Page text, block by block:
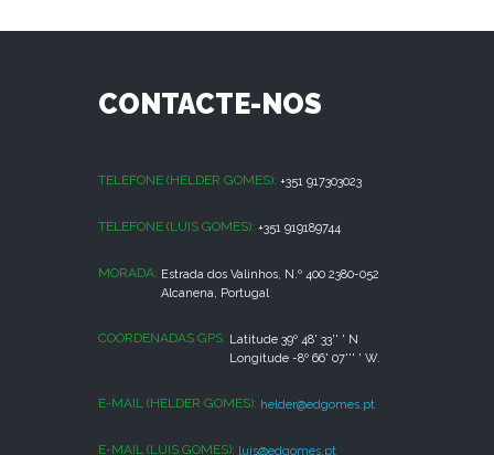
CONTACTE-NOS
TELEFONE (HELDER GOMES): +351 917303023
TELEFONE (LUIS GOMES): +351 919189744
MORADA: Estrada dos Valinhos, N.º 400 2380-052
Alcanena, Portugal
COORDENADAS GPS: Latitude 39º 48' 33'' ' N
Longitude -8º 66' 07''' ' W.
E-MAIL (HELDER GOMES): helder@edgomes.pt
E-MAIL (LUIS GOMES): luis@edgomes.pt